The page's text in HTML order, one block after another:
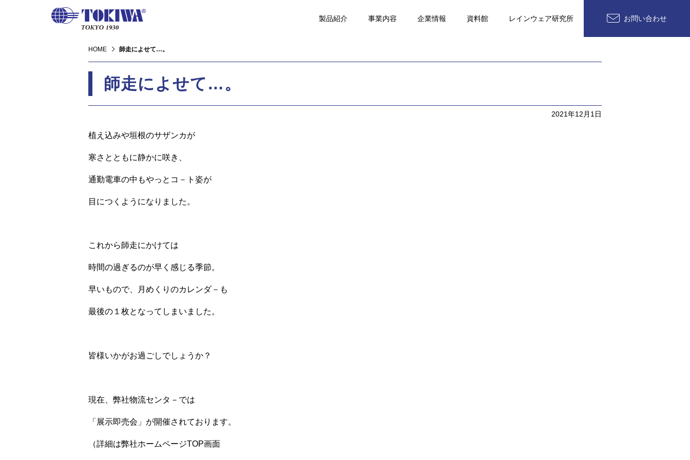
製品紹介 事業内容 企業情報 資料館 レインウェア研究所 お問い合わせ
HOME 師走によせて…。
師走によせて…。
2021年12月1日
植え込みや垣根のサザンカが
寒さとともに静かに咲き、
通勤電車の中もやっとコ－ト姿が
目につくようになりました。
これから師走にかけては
時間の過ぎるのが早く感じる季節。
早いもので、月めくりのカレンダ－も
最後の１枚となってしまいました。
皆様いかがお過ごしでしょうか？
現在、弊社物流センタ－では
「展示即売会」が開催されております。
（詳細は弊社ホームページTOP画面